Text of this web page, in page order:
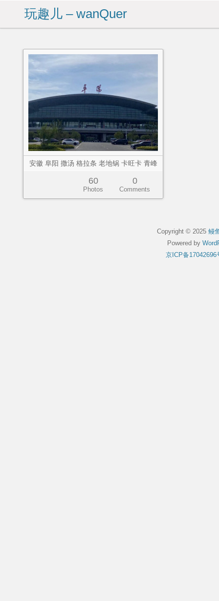
玩趣儿 – wanQuer
安徽 阜阳 撒汤 格拉条 老地锅 卡旺卡 青峰
60
Photos
0
Comments
Copyright © 2025 鳗
Powered by
京ICP备17042696